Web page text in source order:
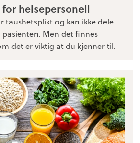
helsepersonell
taushetsplikt og kan ikke dele
Men det finnes
det er viktig at du kjenner til.